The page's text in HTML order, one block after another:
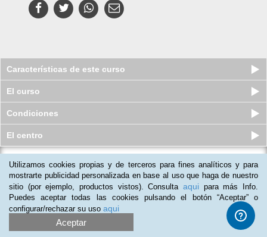
Características de este curso
El curso
Condiciones
El centro
Pack Superior de Administración y
Dirección de Empresas
Plazas disponibles
$15,400 mxn $1,079mxn
( 1)
Utilizamos cookies propias y de terceros para fines analíticos y para
mostrarte publicidad personalizada en base al uso que haga de nuestro
sitio (por ejemplo, productos vistos). Consulta aqui para más Info.
Puedes aceptar todas las cookies pulsando el botón “Aceptar” o
configurar/rechazar su uso aqui
Aceptar